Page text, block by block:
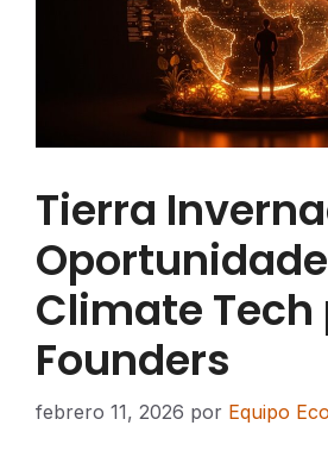
Tierra
Climate Tech
Founders
febrero 11, 2026 por Equipo